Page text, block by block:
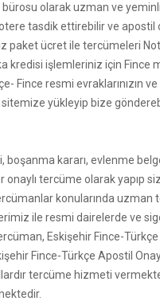
olarak uzman ve
tasdik ettirebilir ve apostil
ücret ile tercümeleri
işlemleriniz için Fince
Fince resmi evraklarınızın
yükleyip bize
boşanma kararı, evlenme
tercüme olarak yapıp
konularında
ile resmi dairelerde ve
Eskişehir Fince-
Fince-Türkçe Apostil
tercüme hizmeti